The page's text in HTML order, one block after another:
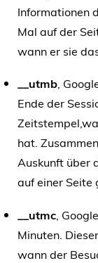
Informationen
Mal auf der
wann er sie
__utmb,
Ende der
hat.
Auskunft über
auf einer Seite
__utmc,
Minuten.
wann der